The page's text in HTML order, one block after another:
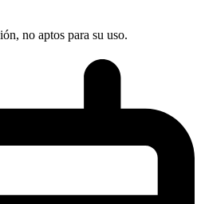
no aptos para su uso.